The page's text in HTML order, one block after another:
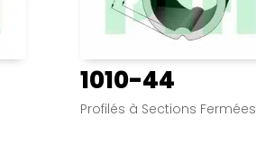
1010-44
Profilés à Sections Fermées